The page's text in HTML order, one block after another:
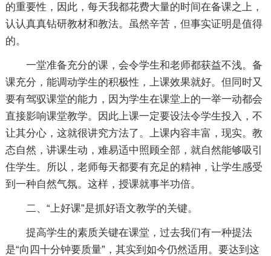
的重要性，因此，每天我都花费大量的时间在备课之上，
认认真真钻研教材和教法。虽然辛苦，但事实证明是值得
的。
一堂准备充分的课，会令学生和老师都获益不浅。备
课充分，能调动学生的积极性，上课效果就好。但同时又
要有驾驭课堂的能力，因为学生在课堂上的一举一动都会
直接影响课堂教学。因此上课一定要设法令学生投入，不
让其分心，这就很讲究方法了。上课内容丰富，现实。教
态自然，讲课生动，难易适中照顾全部，就自然能够吸引
住学生。所以，老师每天都要有充足的精神，让学生感受
到一种自然气氛。这样，授课就事半功倍。
二、“上好课”是抓好语文教学的关键。
提高学生的素质关键在课堂，过去我们有一种提法
是“向四十分钟要质量”，其实到如今仍然适用。要达到这